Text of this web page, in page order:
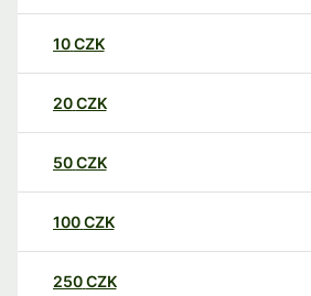
10CZK
20CZK
50CZK
100CZK
250CZK